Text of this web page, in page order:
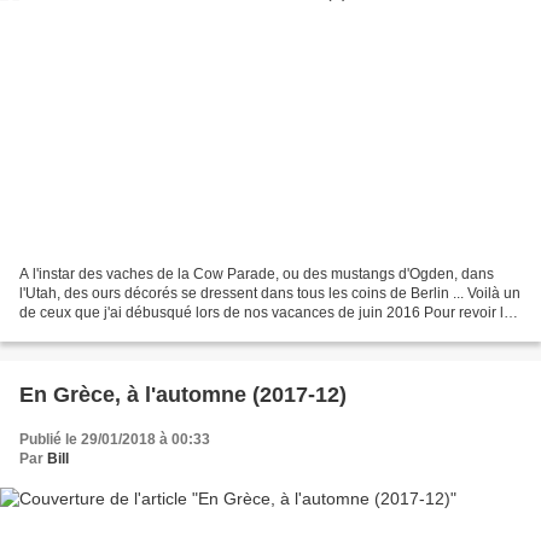
A l'instar des vaches de la Cow Parade, ou des mustangs d'Ogden, dans
l'Utah, des ours décorés se dressent dans tous les coins de Berlin ... Voilà un
de ceux que j'ai débusqué lors de nos vacances de juin 2016 Pour revoir les
En Grèce, à l'automne (2017-12)
Publié le 29/01/2018 à 00:33
Par Bill